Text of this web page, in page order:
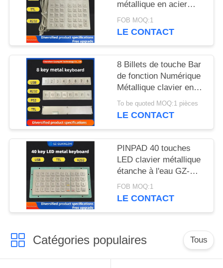
métallique en acier
inoxydable interface
USB GZ-B035013
FOB MOQ:1
LE CONTACT
8 Billets de touche Bar
de fonction Numérique
Métallique clavier en
acier inoxydable 304
Side Key Pinpad
To be quoted MOQ:1 pièces
LE CONTACT
PINPAD 40 touches
LED clavier métallique
étanche à l'eau GZ-
C001055 R232
interface
FOB MOQ:1
LE CONTACT
Catégories populaires Tous